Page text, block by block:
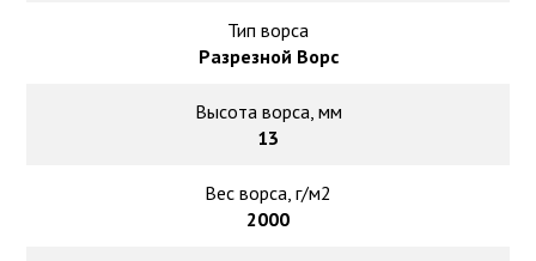
Тип ворса
Разрезной Ворс
Высота ворса, мм
13
Вес ворса, г/м2
2000